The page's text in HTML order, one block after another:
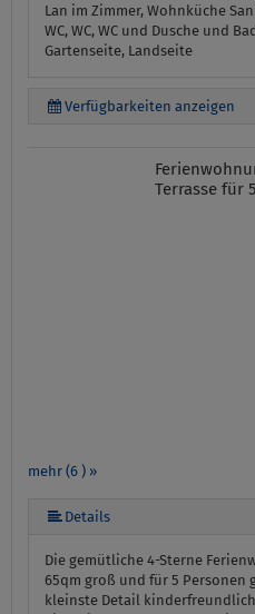
Lan im Zimmer, Wohnküche
WC, WC, WC und Dusche und
Gartenseite, Landseite
Verfügbarkeiten anzeigen
mehr (6 ) »
mehr (6 ) »
mehr (6 ) »
Terrasse für
Details
Die gemütliche 4-Sterne
65qm groß und für 5 Personen
kleinste Detail